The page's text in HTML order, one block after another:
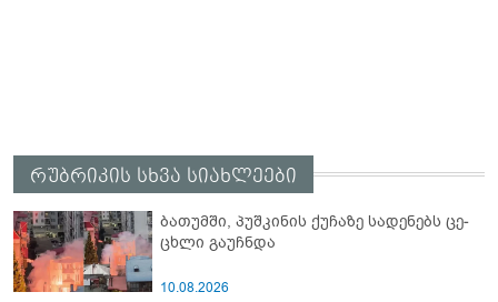
რუბრიკის სხვა სიახლეები
ბა­თუმ­ში, პუშ­კი­ნის ქუ­ჩა­ზე სა­დე­ნებს ცე­
ცხლი გა­უჩ­ნდა
10.08.2026